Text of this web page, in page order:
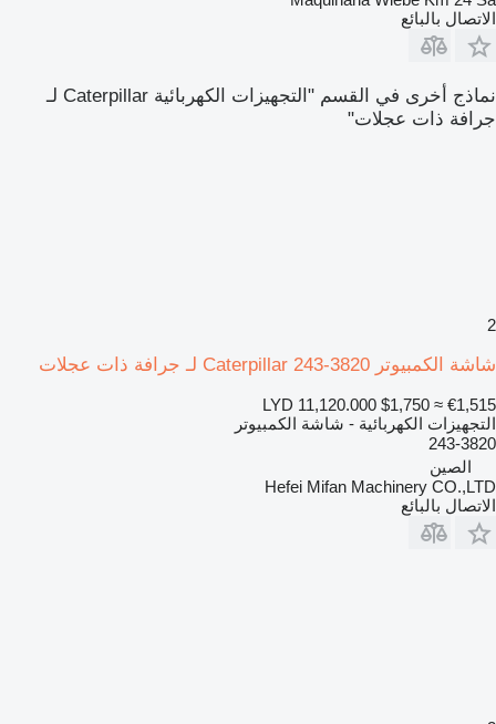
الاتصال بالبائع
نماذج أخرى في القسم "التجهيزات الكهربائية Caterpillar لـ
جرافة ذات عجلات"
2
شاشة الكمبيوتر Caterpillar 243-3820 لـ جرافة ذات عجلات
LYD 11,120.000 $1,750 ≈ €1,515
التجهيزات الكهربائية - شاشة الكمبيوتر
243-3820
الصين
Hefei Mifan Machinery CO.,LTD
الاتصال بالبائع